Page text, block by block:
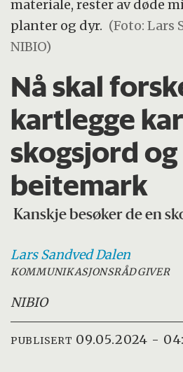
materiale, rester av døde
planter og dyr. (Foto: Lars
NIBIO)
Nå skal
kartlegge
skogsjord og
beitemark
Kanskje besøker de en
Lars SandvedDalen
KOMMUNIKASJONSRÅDGIVER
NIBIO
PUBLISERT 09.05.2024 -